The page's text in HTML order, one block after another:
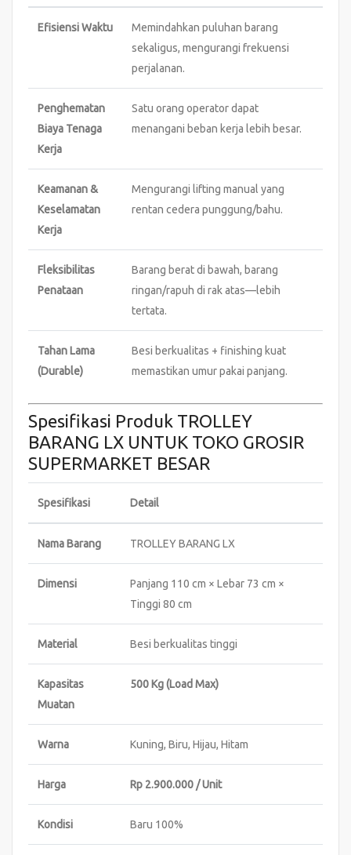
Efisiensi Waktu
Memindahkan puluhan barang
sekaligus, mengurangi frekuensi
perjalanan.
Penghematan
Biaya Tenaga
Kerja
Satu orang operator dapat
menangani beban kerja lebih besar.
Keamanan &
Keselamatan
Kerja
Mengurangi lifting manual yang
rentan cedera punggung/bahu.
Fleksibilitas
Penataan
Barang berat di bawah, barang
ringan/rapuh di rak atas—lebih
tertata.
Tahan Lama
(Durable)
Besi berkualitas + finishing kuat
memastikan umur pakai panjang.
Spesifikasi Produk TROLLEY
BARANG LX UNTUK TOKO GROSIR
SUPERMARKET BESAR
Spesifikasi Detail
Nama Barang TROLLEY BARANG LX
Dimensi
Panjang 110 cm × Lebar 73 cm ×
Tinggi 80 cm
Material Besi berkualitas tinggi
Kapasitas
Muatan
500 Kg (Load Max)
Warna Kuning, Biru, Hijau, Hitam
Harga Rp 2.900.000 / Unit
Kondisi Baru 100%